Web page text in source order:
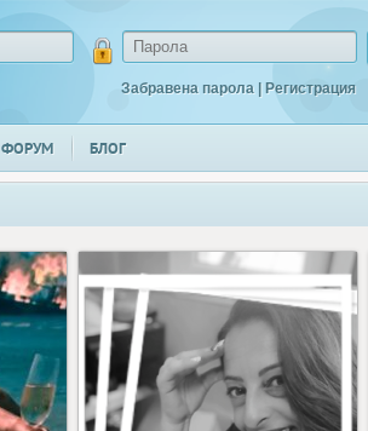
Забравена парола | Регистрация
ФОРУМ БЛОГ